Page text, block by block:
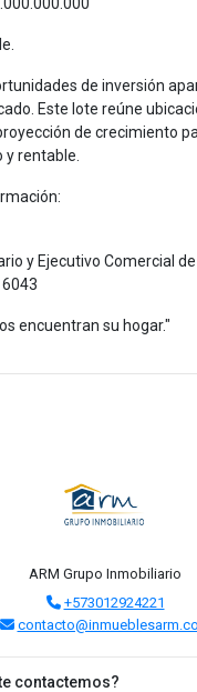
de inversión
Este lote reúne
de crecimiento
rentable.
y Ejecutivo Comercial
encuentran su hogar."
ARM Grupo Inmobiliario
+573012924221
contactemos?